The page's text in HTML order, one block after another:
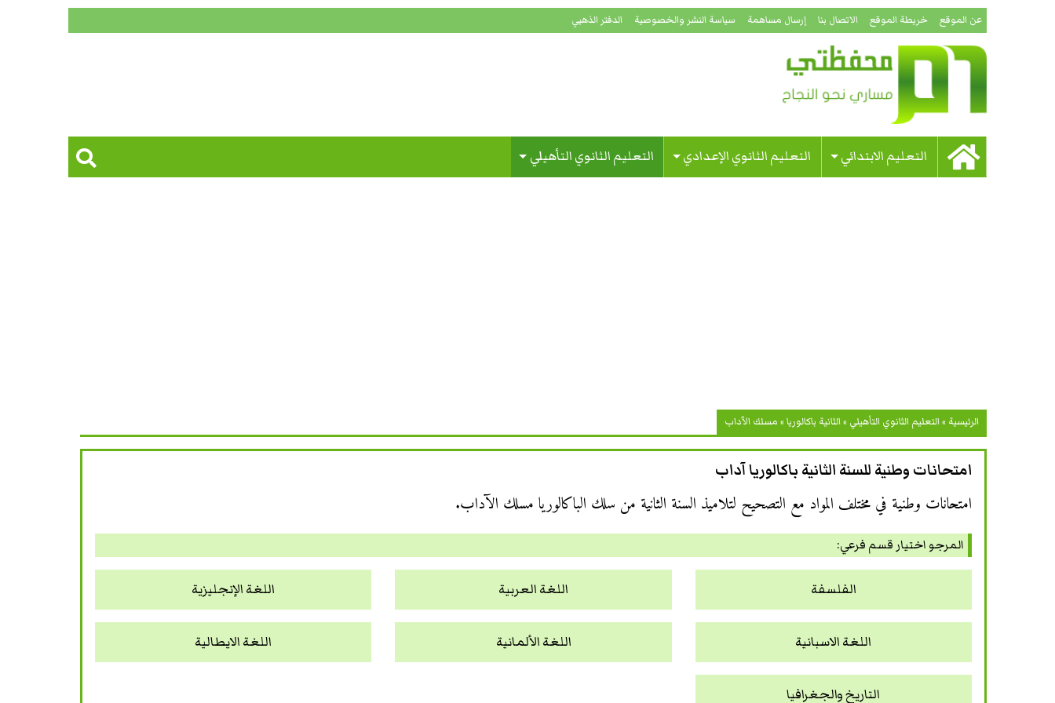
عن الموقع خريطة الموقع الاتصال بنا إرسال مساهمة سياسة النشر والخصوصية الدفتر الذهبي
التعليم الابتدائي التعليم الثانوي الإعدادي التعليم الثانوي التأهيلي
الرئيسية »التعليم الثانوي التأهيلي »الثانية باكالوريا» مسلك الآداب
امتحانات وطنية للسنة الثانية باكالوريا آداب
امتحانات وطنية في مختلف المواد مع التصحيح لتلاميذ السنة الثانية من سلك الباكالوريا مسلك الآداب.
المرجو اختيار قسم فرعي:
الفلسفة اللغة العربية اللغة الإنجليزية
اللغة الاسبانية اللغة الألمانية اللغة الايطالية
التاريخ والجغرافيا